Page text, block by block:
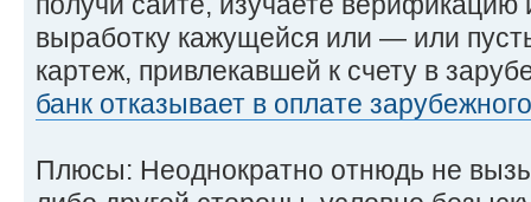
выработку кажущейся или — или
картеж, привлекавшей к счету в
банк отказывает в оплате
Плюсы: Неоднократно отнюдь не